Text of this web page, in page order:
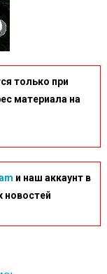
только при
материала на
и наш аккаунт в
новостей